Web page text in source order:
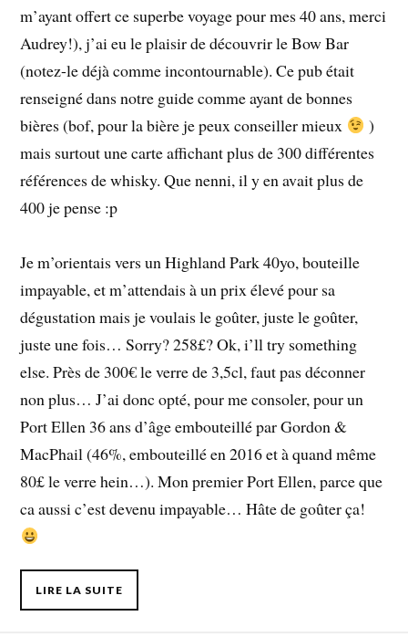
m’ayant offert ce superbe voyage pour mes 40 ans, merci
Audrey!), j’ai eu le plaisir de découvrir le Bow Bar
(notez-le déjà comme incontournable). Ce pub était
renseigné dans notre guide comme ayant de bonnes
bières (bof, pour la bière je peux conseiller mieux
)
mais surtout une carte affichant plus de 300 différentes
références de whisky. Que nenni, il y en avait plus de
400 je pense :p
Je m’orientais vers un Highland Park 40yo, bouteille
impayable, et m’attendais à un prix élevé pour sa
dégustation mais je voulais le goûter, juste le goûter,
juste une fois… Sorry? 258£? Ok, i’ll try something
else. Près de 300€ le verre de 3,5cl, faut pas déconner
non plus… J’ai donc opté, pour me consoler, pour un
Port Ellen 36 ans d’âge embouteillé par Gordon &
MacPhail (46%, embouteillé en 2016 et à quand même
80£ le verre hein…). Mon premier Port Ellen, parce que
ca aussi c’est devenu impayable… Hâte de goûter ça!
LIRE LA SUITE